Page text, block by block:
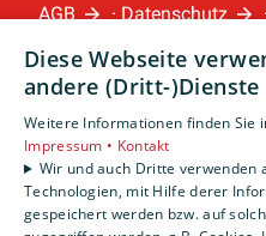
AGB
· Datenschutz ·
Privatkunden
Gewerbekunden
Karriere
Unternehmen
Diese Webseite
andere (Dritt-)Dienste
Weitere Informationen finden Sie
Impressum • Kontakt
Wir und auch Dritte verwenden
Technologien, mit Hilfe derer
gespeichert werden bzw. auf